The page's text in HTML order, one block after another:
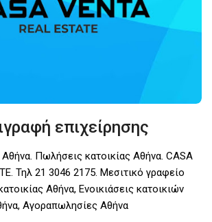
επιχείρησης
Πωλήσεις κατοικίας Αθήνα. CASA
Τηλ 21 3046 2175. Μεσιτικό γραφείο
Αθήνα, Ενοικιάσεις κατοικιών
Αγοραπωλησίες Αθήνα